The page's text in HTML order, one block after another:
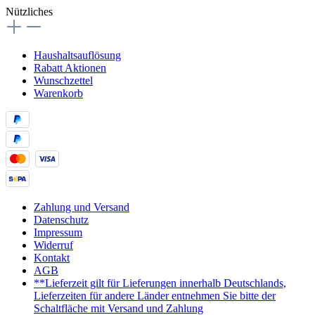
Nützliches
Haushaltsauflösung
Rabatt Aktionen
Wunschzettel
Warenkorb
Zahlung und Versand
Datenschutz
Impressum
Widerruf
Kontakt
AGB
**Lieferzeit gilt für Lieferungen innerhalb Deutschlands,
Lieferzeiten für andere Länder entnehmen Sie bitte der
Schaltfläche mit Versand und Zahlung